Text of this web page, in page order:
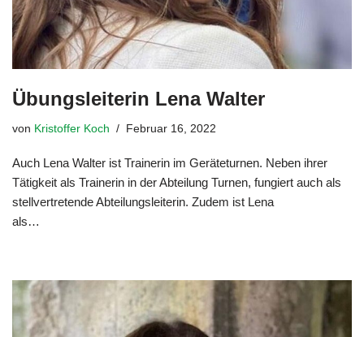
Übungsleiterin Lena Walter
von Kristoffer Koch Februar 16, 2022
Auch Lena Walter ist Trainerin im Geräteturnen. Neben ihrer
Tätigkeit als Trainerin in der Abteilung Turnen, fungiert auch als
stellvertretende Abteilungsleiterin. Zudem ist Lena
als…